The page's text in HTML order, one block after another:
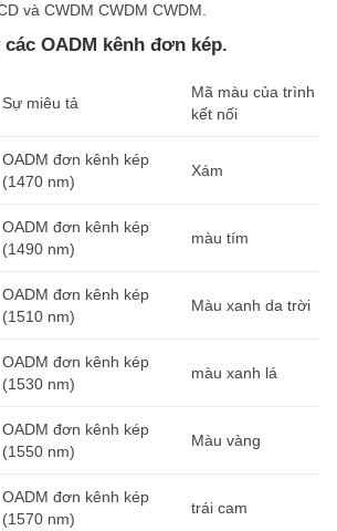
và CWDM CWDM CWDM.
OADM kênh đơn kép.
Sự miêu tả
Mã màu của trình
kết nối
OADM đơn kênh kép
(1470 nm)
Xám
OADM đơn kênh kép
(1490 nm)
màu tím
OADM đơn kênh kép
(1510 nm)
Màu xanh da trời
OADM đơn kênh kép
(1530 nm)
màu xanh lá
OADM đơn kênh kép
(1550 nm)
Màu vàng
OADM đơn kênh kép
(1570 nm)
trái cam